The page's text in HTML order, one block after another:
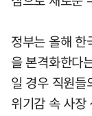
정부는 올해 한
을 본격화한다
일 경우 직원들
위기감 속 사장